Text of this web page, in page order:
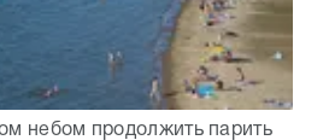
небом продолжить парить